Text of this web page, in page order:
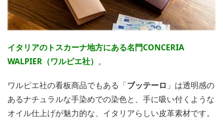
イタリアのトスカーナ地方にある名門CONCERIA
WALPIER（ワルピエ社） 。
ワルピエ社の看板商品でもある「ブッテーロ 」は透明感の
あるナチュラルな手染めでの染色と、手に吸い付くような
オイル仕上げが魅力的な、イタリアらしい皮革素材です。